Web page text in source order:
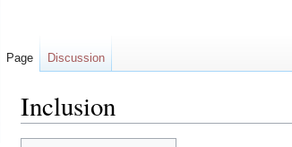
Inclusion
Page Discussion